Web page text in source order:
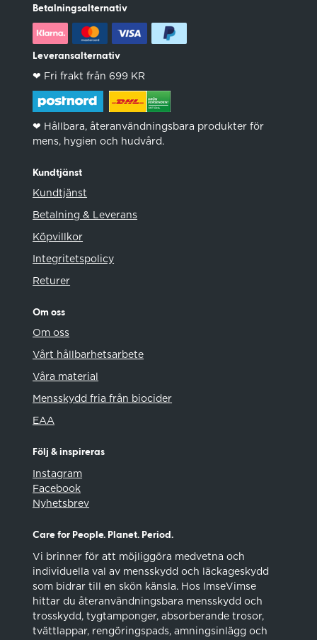
Betalningsalternativ
Leveransalternativ
❤︎ Fri frakt från 699 KR
❤︎ Hållbara, återanvändningsbara produkter för
mens, hygien och hudvård.
Kundtjänst
Kundtjänst
Betalning & Leverans
Köpvillkor
Integritetspolicy
Returer
Om oss
Om oss
Vårt hållbarhetsarbete
Våra material
Mensskydd fria från biocider
EAA
Följ & inspireras
Instagram
Facebook
Nyhetsbrev
Care for People. Planet. Period.
Vi brinner för att möjliggöra medvetna och
individuella val av mensskydd och läckageskydd
som bidrar till en skön känsla. Hos ImseVimse
hittar du återanvändningsbara mensskydd och
trosskydd, tygtamponger, absorberande trosor,
tvättlappar, rengöringspads, amningsinlägg och